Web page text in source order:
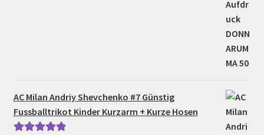
AC Milan Andriy Shevchenko #7 Günstig
Fussballtrikot Kinder Kurzarm + Kurze Hosen